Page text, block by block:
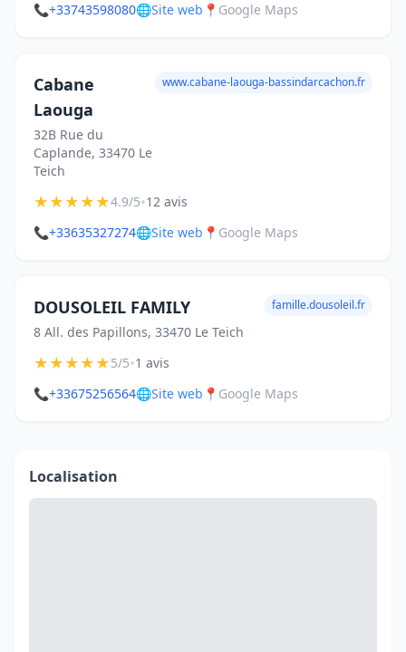
📞+33743598080🌐Site web 📍 Google Maps
Cabane
Laouga
32B Rue du
Caplande, 33470 Le
Teich
www.cabane-laouga-bassindarcachon.fr
★★★★★4.9/5•12 avis
📞+33635327274🌐Site web 📍 Google Maps
DOUSOLEIL FAMILY
8 All. des Papillons, 33470 Le Teich
famille.dousoleil.fr
★★★★★5/5•1 avis
📞+33675256564🌐Site web 📍 Google Maps
Localisation